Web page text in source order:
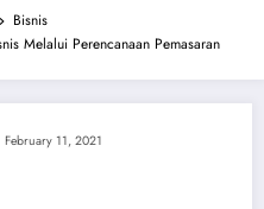
Bisnis
Melalui Perencanaan Pemasaran
February 11, 2021